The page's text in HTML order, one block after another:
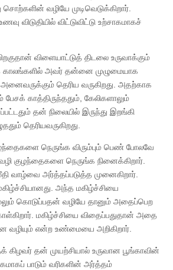
வழியே முடிவெடுக்கிறார்.
விடுதியில் விட்டுவிட்டு உற்சாகமாகச்
விளையாட்டுத் திடலை உருவாக்கும்
காலங்களில் அவர் தன்னை முழுமையாக
தெரிய வருகிறது. அதற்காக
பேசக் காத்திருந்ததும், கேலிகளாலும்
தன் நிலையில் இருந்து இறங்கி
தெரியவருகிறது.
நெருங்க விரும்பும் பெண் போலவே
குழந்தைகளை நெருங்க நினைக்கிறார்.
வாழ்வை அர்த்தப்படுத்த முனைகிறார்.
அந்த மகிழ்ச்சியை
கொடுப்பதன் வழியே தானும் அதைப்பெற
மகிழ்ச்சியை விதைப்பதுதான் அதை
என்ற உண்மையை அறிகிறார்.
கிழவர் தன் முயற்சியால் உருவான பூங்காவின்
பாடும் வரிகளின் அர்த்தம்